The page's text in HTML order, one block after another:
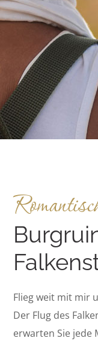
Flieg weit mit mir
Der Flug des
erwarten Sie jede